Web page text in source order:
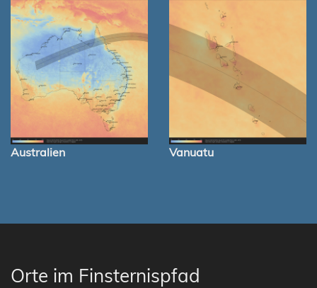
Australien Vanuatu
Orte im Finsternispfad